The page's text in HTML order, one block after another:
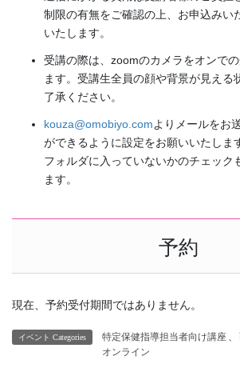
制限の有無をご確認の上、お申込みい
いたします。
受講の際は、zoomのカメラをオンで
ます。受講生全員の顔や背景が見える
了承ください。
kouza@omobiyo.comよりメールをお
ができるように設定をお願いいたしま
フォルダに入っていないかのチェック
ます。
予約
現在、予約受付期間ではありません。
イベント Categories 特定保健指導担当者向け講座 、
オンライン